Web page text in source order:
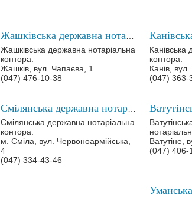
Жашківська державна нотаріальна
контора.
Жашків, вул. Чапаєва, 1
(047) 476-10-38
Канівська
контора.
Канів,
(047) 363-
Смілянська державна нотаріальна
контора.
м. Сміла, вул. Червоноармійська,
4
(047) 334-43-46
Ватутіне,
(047) 406-